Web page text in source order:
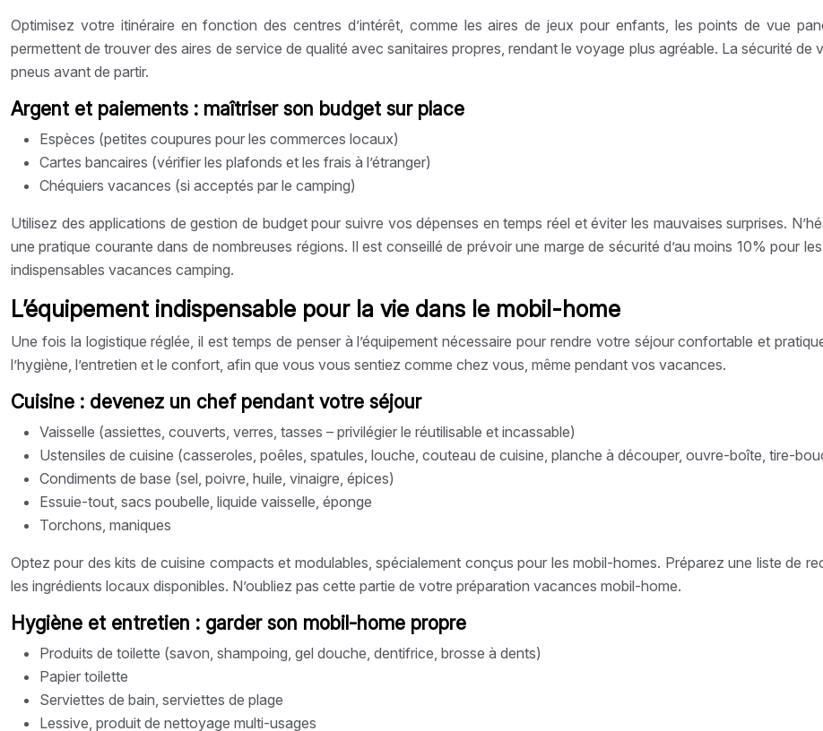
Optimisez votre itinéraire en fonction des centres d’intérêt, comme les aires de jeux pour enfants, les points de vue
permettent de trouver des aires de service de qualité avec sanitaires propres, rendant le voyage plus agréable. La sécurité
pneus avant de partir.
Argent et paiements : maîtriser son budget sur place
Espèces (petites coupures pour les commerces locaux)
Cartes bancaires (vérifier les plafonds et les frais à l’étranger)
Chéquiers vacances (si acceptés par le camping)
Utilisez des applications de gestion de budget pour suivre vos dépenses en temps réel et éviter les mauvaises surprises.
une pratique courante dans de nombreuses régions. Il est conseillé de prévoir une marge de sécurité d’au moins 10% pour
indispensables vacances camping.
L’équipement indispensable pour la vie dans le mobil-home
Une fois la logistique réglée, il est temps de penser à l’équipement nécessaire pour rendre votre séjour confortable et
l’hygiène, l’entretien et le confort, afin que vous vous sentiez comme chez vous, même pendant vos vacances.
Cuisine : devenez un chef pendant votre séjour
Vaisselle (assiettes, couverts, verres, tasses – privilégier le réutilisable et incassable)
Ustensiles de cuisine (casseroles, poêles, spatules, louche, couteau de cuisine, planche à découper, ouvre-boîte, tire-
Condiments de base (sel, poivre, huile, vinaigre, épices)
Essuie-tout, sacs poubelle, liquide vaisselle, éponge
Torchons, maniques
Optez pour des kits de cuisine compacts et modulables, spécialement conçus pour les mobil-homes. Préparez une liste de
les ingrédients locaux disponibles. N’oubliez pas cette partie de votre préparation vacances mobil-home.
Hygiène et entretien : garder son mobil-home propre
Produits de toilette (savon, shampoing, gel douche, dentifrice, brosse à dents)
Papier toilette
Serviettes de bain, serviettes de plage
Lessive, produit de nettoyage multi-usages